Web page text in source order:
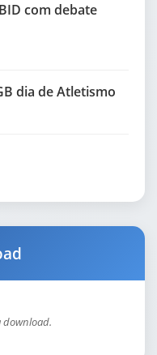
com debate
dia de Atletismo
download.